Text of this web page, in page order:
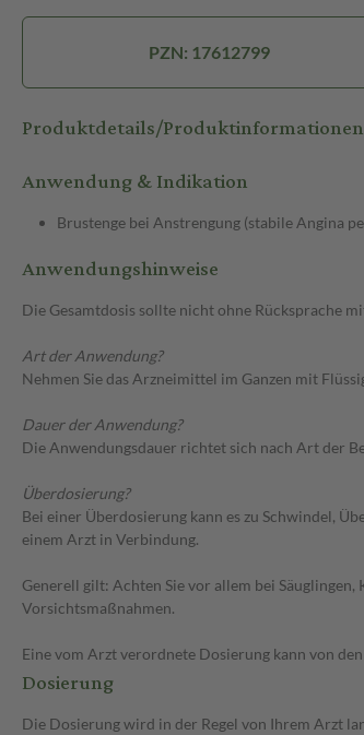
PZN: 17612799
Produktdetails/Produktinformationen
Anwendung & Indikation
Brustenge bei Anstrengung (stabile Angina
Anwendungshinweise
Die Gesamtdosis sollte nicht ohne Rücksprache
Art der Anwendung?
Nehmen Sie das Arzneimittel im Ganzen mit
Dauer der Anwendung?
Die Anwendungsdauer richtet sich nach Art der
Überdosierung?
Bei einer Überdosierung kann es zu Schwindel,
einem Arzt in Verbindung.
Generell gilt: Achten Sie vor allem bei
Vorsichtsmaßnahmen.
Eine vom Arzt verordnete Dosierung kann von
Dosierung
Die Dosierung wird in der Regel von Ihrem Arzt